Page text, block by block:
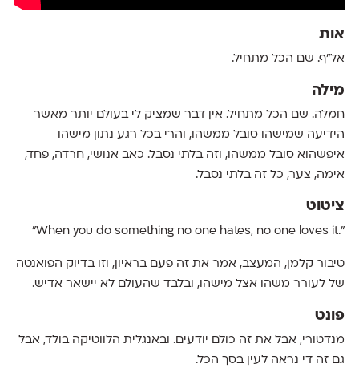
אות
אל״ף. שם הכל מתחיל.
מילה
חמלה. שם הכל מתחיל. אין דבר שמציק לי בעולם יותר מאשר
הידיעה שמישהו סובל ממשהו, והרי בכל רגע נתון מישהו
איפשהוא סובל ממשהו, וזה בלתי נסבל. כאב אנושי, חרדה, פחד,
אימה, צער, כל זה בלתי נסבל.
ציטוט
".When you do something no one hates, no one loves it"
טיבור קלמן, המעצב, אמר את זה פעם בראיון, וזו בדיוק הפואנטה
של לעורר משהו אצל מישהו, ובלבד שהעולם לא יישאר אדיש.
פונט
מנדטורי, אבל את זה כולם יודעים. ובאנגלית הלווטיקה בולד, אבל
גם זה די נראה לעין בסך הכל.